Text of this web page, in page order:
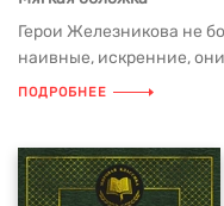
Герои Железникова не
наивные, искренние,
ПОДРОБНЕЕ